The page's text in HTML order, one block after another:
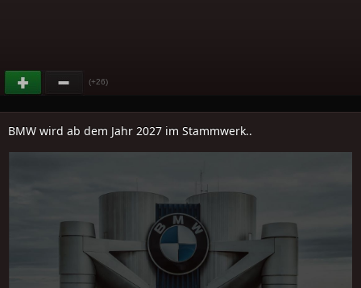
(+26)
BMW wird ab dem Jahr 2027 im Stammwerk..